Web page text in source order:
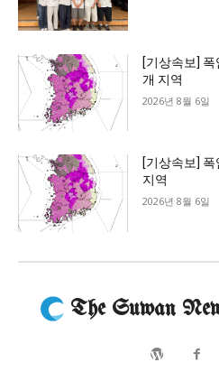
[기상속보]
개 지역
2026년 8월 6일
[기상속보]
지역
2026년 8월 6일
The Suwan